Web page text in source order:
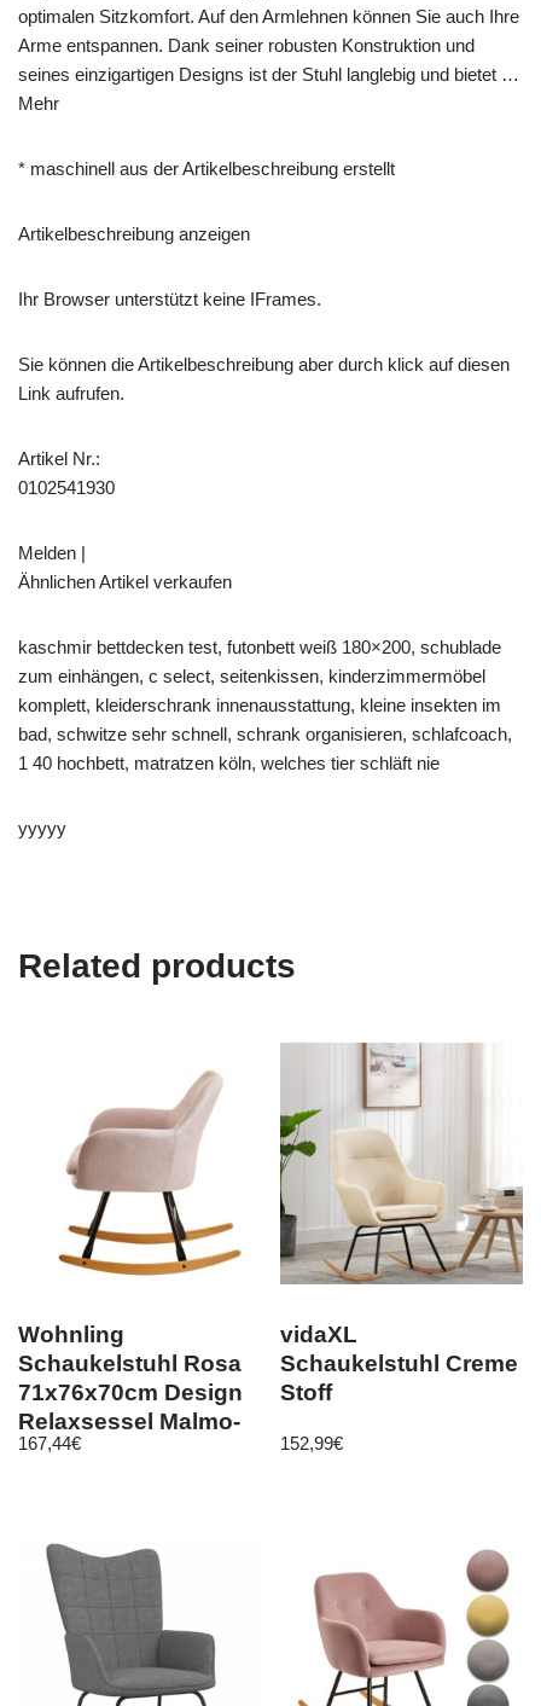
optimalen Sitzkomfort. Auf den Armlehnen können Sie auch Ihre
Arme entspannen. Dank seiner robusten Konstruktion und
seines einzigartigen Designs ist der Stuhl langlebig und bietet …
Mehr
* maschinell aus der Artikelbeschreibung erstellt
Artikelbeschreibung anzeigen
Ihr Browser unterstützt keine IFrames.
Sie können die Artikelbeschreibung aber durch klick auf diesen
Link aufrufen.
Artikel Nr.:
0102541930
Melden |
Ähnlichen Artikel verkaufen
kaschmir bettdecken test, futonbett weiß 180×200, schublade
zum einhängen, c select, seitenkissen, kinderzimmermöbel
komplett, kleiderschrank innenausstattung, kleine insekten im
bad, schwitze sehr schnell, schrank organisieren, schlafcoach,
1 40 hochbett, matratzen köln, welches tier schläft nie
yyyyy
Related products
Wohnling
Schaukelstuhl Rosa
71x76x70cm Design
Relaxsessel Malmo-
Stoff / Holz | Schwin
167,44€
vidaXL
Schaukelstuhl Creme
Stoff
152,99€